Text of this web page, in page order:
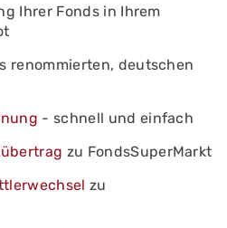
Ihrer Fonds in Ihrem
renommierten, deutschen
- schnell und einfach
zu FondsSuperMarkt
zu